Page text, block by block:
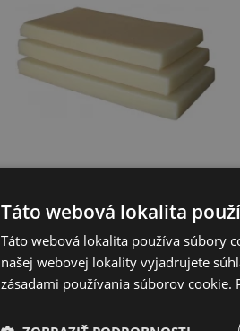
28,07€
24,50€
SKLADOM
Táto webová lokalita
Táto webová lokalita používa súbory
našej webovej lokality vyjadrujete
zásadami používania súborov cookie.